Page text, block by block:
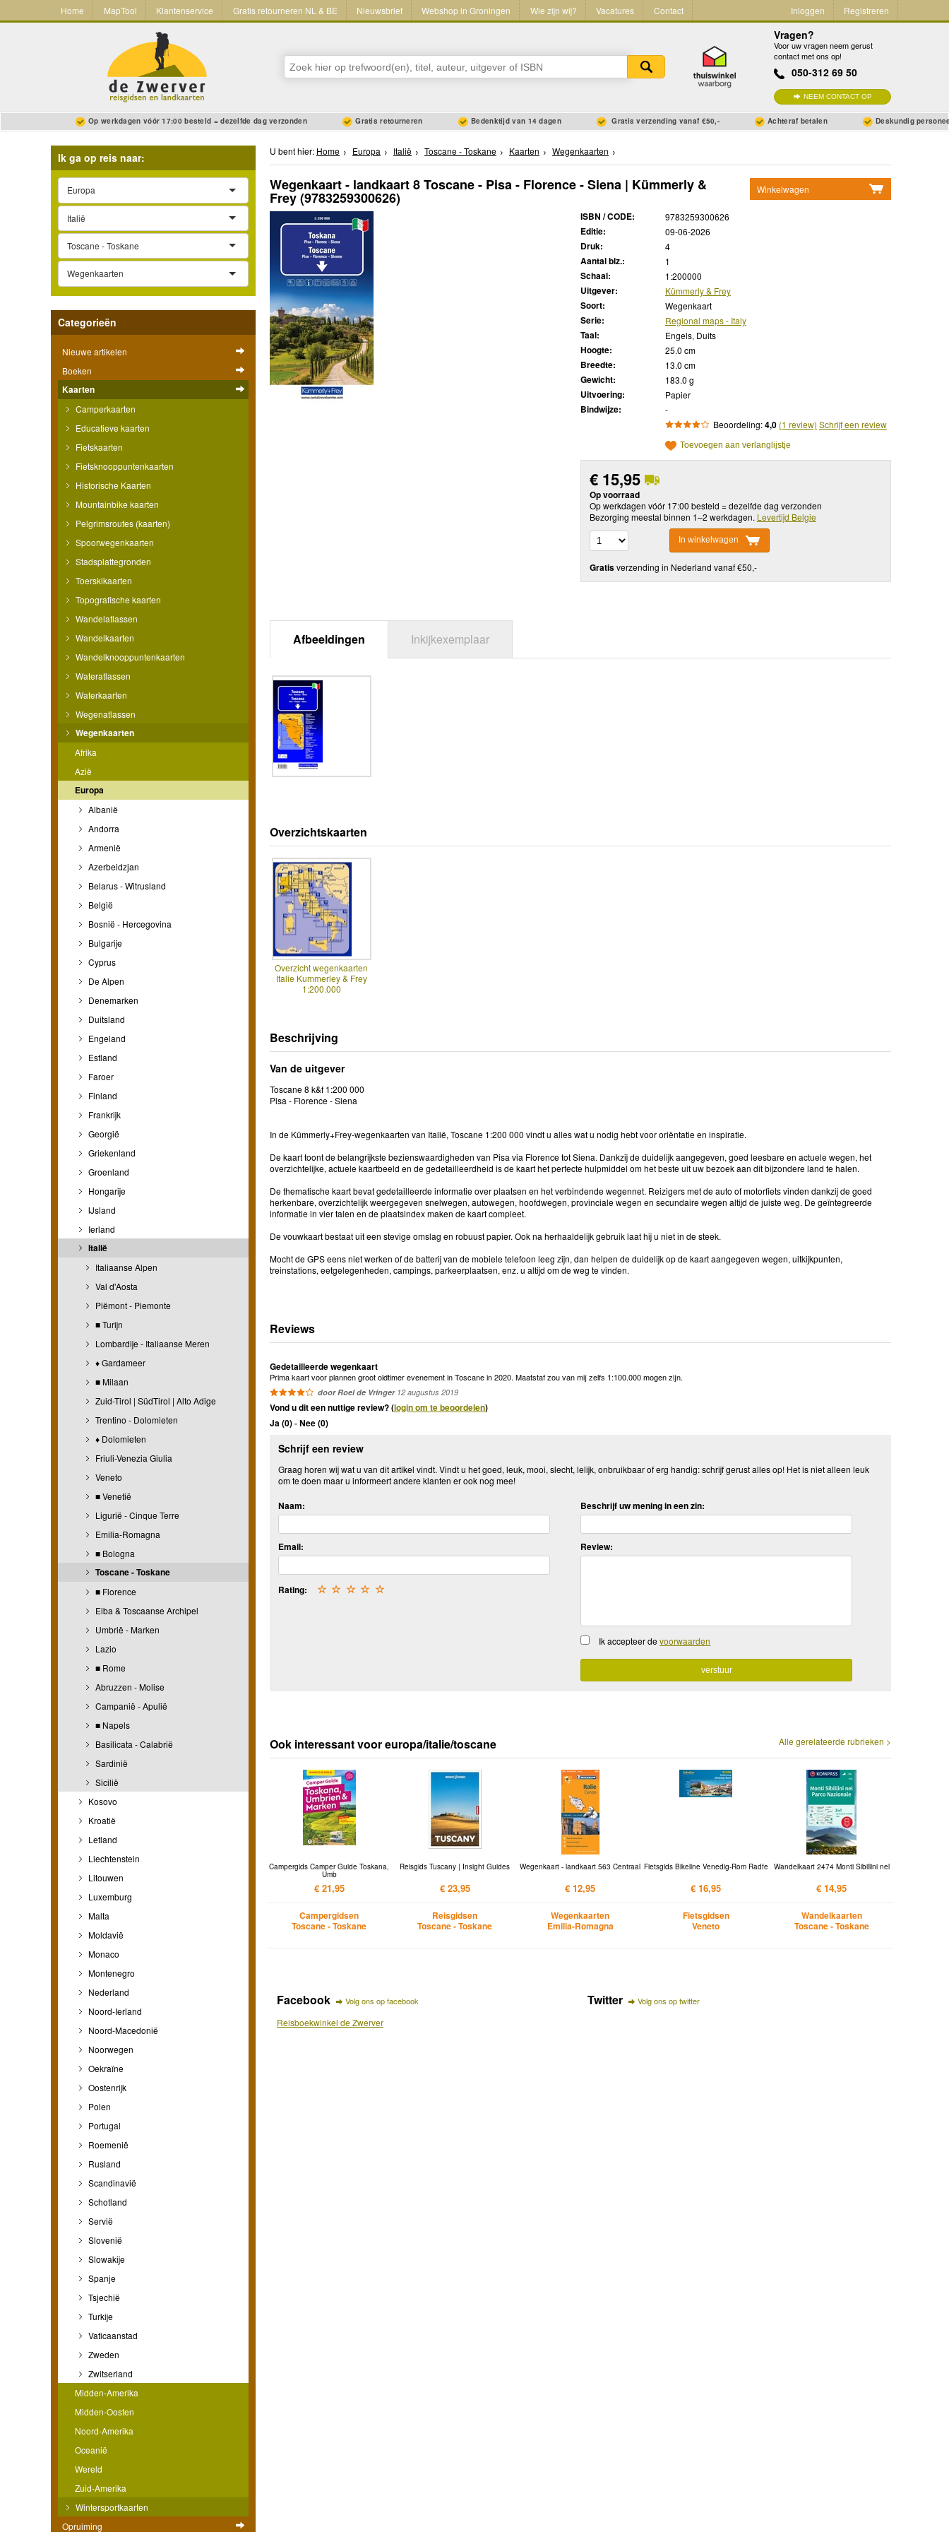
Home MapTool Klantenservice Gratis retourneren NL & BE Nieuwsbrief Webshop in Groningen Wie zijn wij? Vacatures Contact Inloggen Registreren
Vragen?
Voor uw vragen neem gerust
contact met ons op!
050-312 69 50
NEEM CONTACT OP
Op werkdagen vóór 17:00 besteld = dezelfde dag verzonden Gratis retourneren Bedenktijd van 14 dagen Gratis verzending vanaf €50,- Achteraf betalen Deskundig
Ik ga op reis naar:
Europa
Italië
Toscane - Toskane
Wegenkaarten
Categorieën
Nieuwe artikelen
Boeken
Kaarten
Camperkaarten
Educatieve kaarten
Fietskaarten
Fietsknooppuntenkaarten
Historische Kaarten
Mountainbike kaarten
Pelgrimsroutes (kaarten)
Spoorwegenkaarten
Stadsplattegronden
Toerskikaarten
Topografische kaarten
Wandelatlassen
Wandelkaarten
Wandelknooppuntenkaarten
Wateratlassen
Waterkaarten
Wegenatlassen
Wegenkaarten
Afrika
Azië
Europa
Albanië
Andorra
Armenië
Azerbeidzjan
Belarus - Witrusland
België
Bosnië - Hercegovina
Bulgarije
Cyprus
De Alpen
Denemarken
Duitsland
Engeland
Estland
Faroer
Finland
Frankrijk
Georgië
Griekenland
Groenland
Hongarije
IJsland
Ierland
Italië
Italiaanse Alpen
Val d'Aosta
Piëmont - Piemonte
■ Turijn
Lombardije - Italiaanse Meren
♦ Gardameer
■ Milaan
Zuid-Tirol | SüdTirol | Alto Adige
Trentino - Dolomieten
♦ Dolomieten
Friuli-Venezia Giulia
Veneto
■ Venetië
Ligurië - Cinque Terre
Emilia-Romagna
■ Bologna
Toscane - Toskane
■ Florence
Elba & Toscaanse Archipel
Umbrië - Marken
Lazio
■ Rome
Abruzzen - Molise
Campanië - Apulië
■ Napels
Basilicata - Calabrië
Sardinië
Sicilië
Kosovo
Kroatië
Letland
Liechtenstein
Litouwen
Luxemburg
Malta
Moldavië
Monaco
Montenegro
Nederland
Noord-Ierland
Noord-Macedonië
Noorwegen
Oekraïne
Oostenrijk
Polen
Portugal
Roemenië
Rusland
Scandinavië
Schotland
Servië
Slovenië
Slowakije
Spanje
Tsjechië
Turkije
Vaticaanstad
Zweden
Zwitserland
Midden-Amerika
Midden-Oosten
Noord-Amerika
Oceanië
Wereld
Zuid-Amerika
Wintersportkaarten
Opruiming
U bent hier: Home Europa Italië Toscane - Toskane Kaarten Wegenkaarten
Winkelwagen
Wegenkaart - landkaart 8 Toscane - Pisa - Florence - Siena | Kümmerly &
Frey(9783259300626)
ISBN / CODE: 9783259300626
Editie: 09-06-2026
Druk: 4
Aantal blz.: 1
Schaal: 1:200000
Uitgever: Kümmerly & Frey
Soort: Wegenkaart
Serie: Regional maps - Italy
Taal: Engels, Duits
Hoogte: 25.0 cm
Breedte: 13.0 cm
Gewicht: 183.0 g
Uitvoering: Papier
Bindwijze:
-
Beoordeling:4,0 (1 review) Schrijf een review
Toevoegen aan verlanglijstje
€ 15,95
Op voorraad
Op werkdagen vóór 17:00 besteld = dezelfde dag verzonden
Bezorging meestal binnen 1–2 werkdagen. Levertijd Belgie
In winkelwagen
Gratisverzending in Nederland vanaf €50,-
Afbeeldingen Inkijkexemplaar
Overzichtskaarten
Overzicht wegenkaarten
Italie Kummerley & Frey
1:200.000
Beschrijving
Van de uitgever
Toscane 8 k&f 1:200 000
Pisa - Florence - Siena
In de Kümmerly+Frey-wegenkaarten van Italië, Toscane 1:200 000 vindt u alles wat u nodig hebt voor oriëntatie en inspiratie.
De kaart toont de belangrijkste bezienswaardigheden van Pisa via Florence tot Siena. Dankzij de duidelijk aangegeven, goed leesbare en actuele wegen, het
overzichtelijke, actuele kaartbeeld en de gedetailleerdheid is de kaart het perfecte hulpmiddel om het beste uit uw bezoek aan dit bijzondere land te halen.
De thematische kaart bevat gedetailleerde informatie over plaatsen en het verbindende wegennet. Reizigers met de auto of motorfiets vinden dankzij de goed
herkenbare, overzichtelijk weergegeven snelwegen, autowegen, hoofdwegen, provinciale wegen en secundaire wegen altijd de juiste weg. De geïntegreerde
informatie in vier talen en de plaatsindex maken de kaart compleet.
De vouwkaart bestaat uit een stevige omslag en robuust papier. Ook na herhaaldelijk gebruik laat hij u niet in de steek.
Mocht de GPS eens niet werken of de batterij van de mobiele telefoon leeg zijn, dan helpen de duidelijk op de kaart aangegeven wegen, uitkijkpunten,
treinstations, eetgelegenheden, campings, parkeerplaatsen, enz. u altijd om de weg te vinden.
Reviews
Gedetailleerde wegenkaart
Prima kaart voor plannen groot oldtimer evenement in Toscane in 2020. Maatstaf zou van mij zelfs 1:100.000 mogen zijn.
door Roel de Vringer12 augustus 2019
Vond u dit een nuttige review? (login om te beoordelen)
Ja (0)-Nee (0)
Schrijf een review
Graag horen wij wat u van dit artikel vindt. Vindt u het goed, leuk, mooi, slecht, lelijk, onbruikbaar of erg handig: schrijf gerust alles op! Het is niet alleen leuk
om te doen maar u informeert andere klanten er ook nog mee!
Naam:
Email:
Rating: ☆
☆
☆
☆
☆
Beschrijf uw mening in een zin:
Review:
Ik accepteer devoorwaarden
Alle gerelateerde rubrieken >
Ook interessant voor europa/italie/toscane
Campergids Camper Guide Toskana,
Umb
€ 21,95
Campergidsen
Toscane - Toskane
Reisgids Tuscany | Insight Guides
€ 23,95
Reisgidsen
Toscane - Toskane
Wegenkaart - landkaart 563 Centraal
€ 12,95
Wegenkaarten
Emilia-Romagna
Fietsgids Bikeline Venedig-Rom Radfe
€ 16,95
Fietsgidsen
Veneto
Wandelkaart 2474 Monti Sibillini nel
€ 14,95
Wandelkaarten
Toscane - Toskane
Facebook Volg ons op facebook
Reisboekwinkel de Zwerver
Twitter Volg ons op twitter